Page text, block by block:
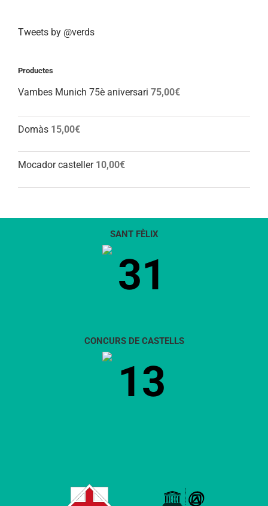
Tweets by @verds
Productes
Vambes Munich 75è aniversari 75,00€
Domàs 15,00€
Mocador casteller 10,00€
SANT FÈLIX
31
CONCURS DE CASTELLS
13